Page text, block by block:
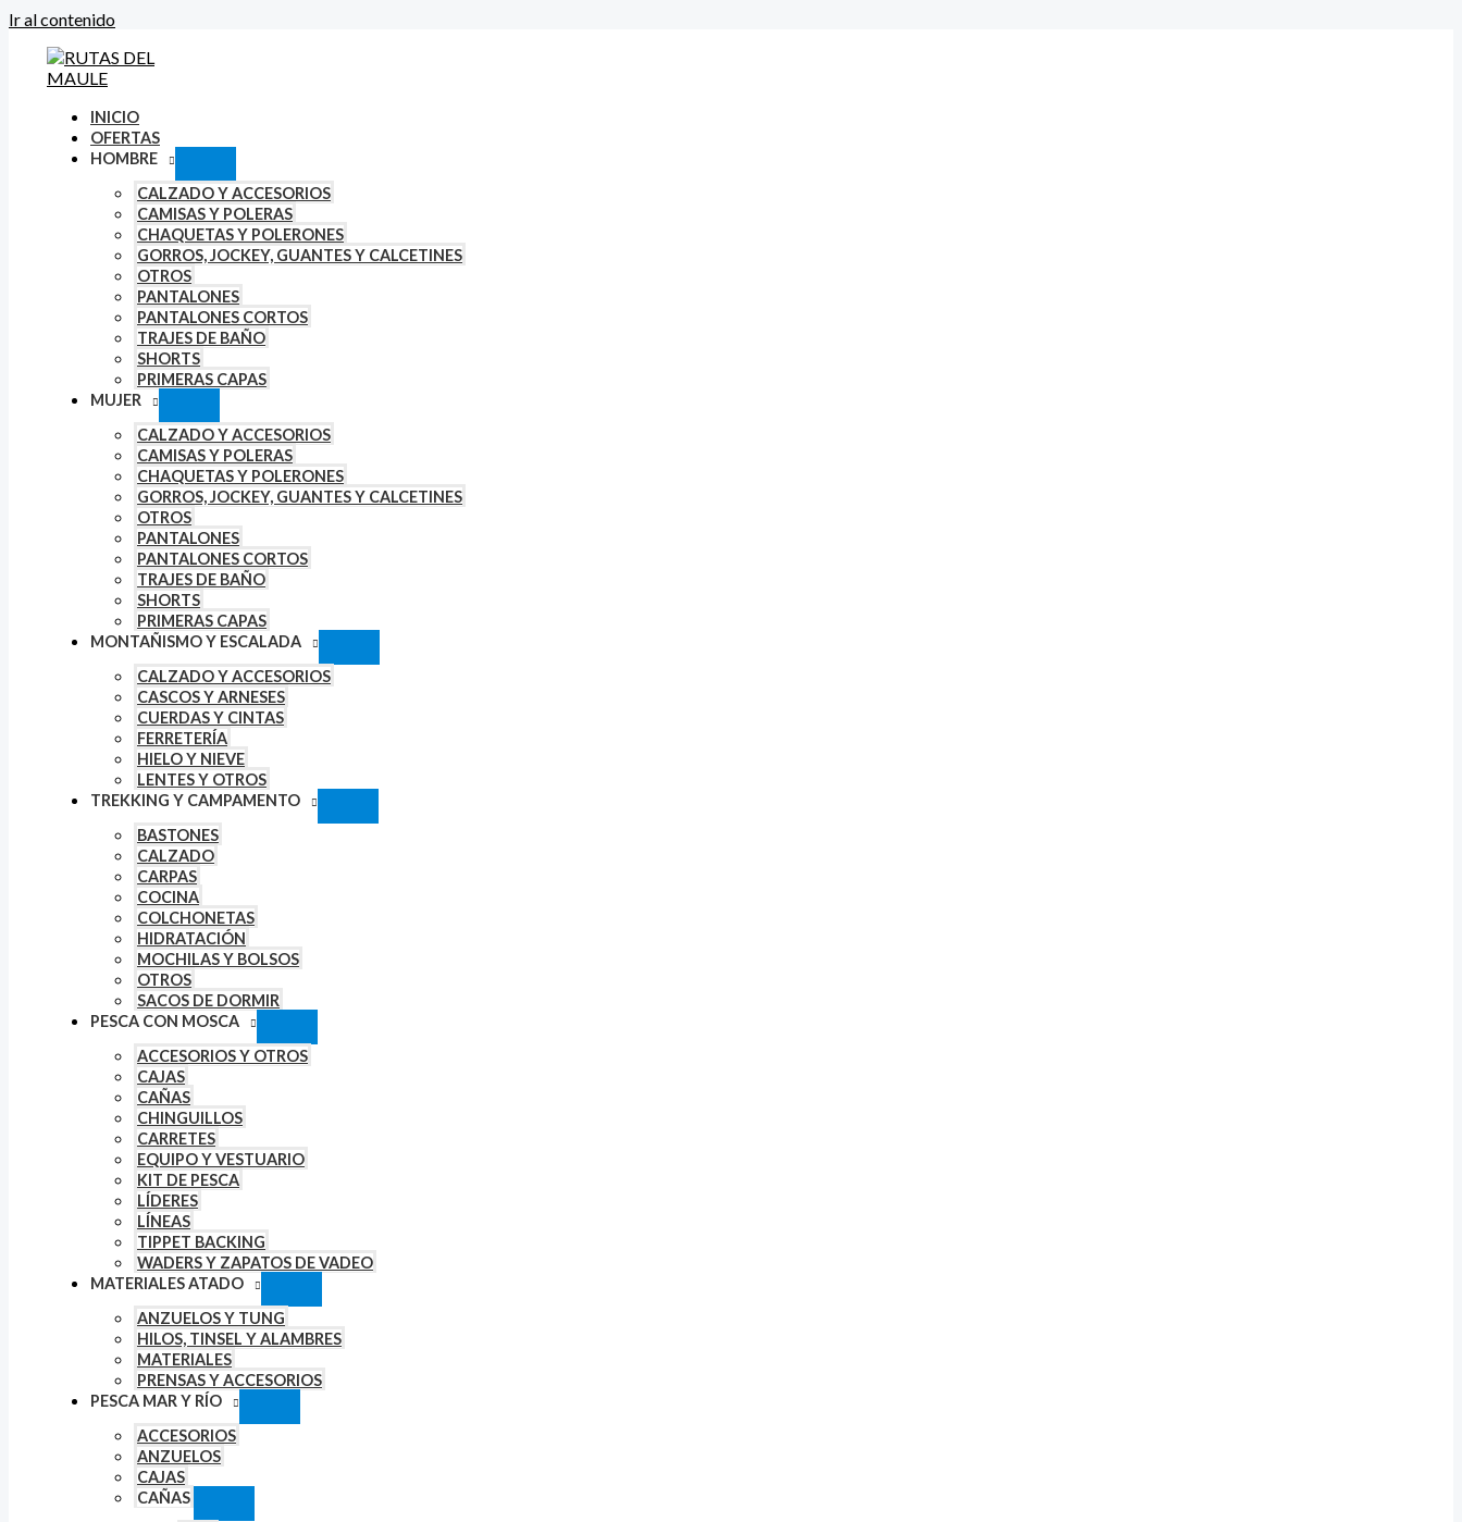
Ir al contenido
INICIO
OFERTAS
HOMBRE
CALZADO Y ACCESORIOS
CAMISAS Y POLERAS
CHAQUETAS Y POLERONES
GORROS, JOCKEY, GUANTES Y CALCETINES
OTROS
PANTALONES
PANTALONES CORTOS
TRAJES DE BAÑO
SHORTS
PRIMERAS CAPAS
MUJER
CALZADO Y ACCESORIOS
CAMISAS Y POLERAS
CHAQUETAS Y POLERONES
GORROS, JOCKEY, GUANTES Y CALCETINES
OTROS
PANTALONES
PANTALONES CORTOS
TRAJES DE BAÑO
SHORTS
PRIMERAS CAPAS
MONTAÑISMO Y ESCALADA
CALZADO Y ACCESORIOS
CASCOS Y ARNESES
CUERDAS Y CINTAS
FERRETERÍA
HIELO Y NIEVE
LENTES Y OTROS
TREKKING Y CAMPAMENTO
BASTONES
CALZADO
CARPAS
COCINA
COLCHONETAS
HIDRATACIÓN
MOCHILAS Y BOLSOS
OTROS
SACOS DE DORMIR
PESCA CON MOSCA
ACCESORIOS Y OTROS
CAJAS
CAÑAS
CHINGUILLOS
CARRETES
EQUIPO Y VESTUARIO
KIT DE PESCA
LÍDERES
LÍNEAS
TIPPET BACKING
WADERS Y ZAPATOS DE VADEO
MATERIALES ATADO
ANZUELOS Y TUNG
HILOS, TINSEL Y ALAMBRES
MATERIALES
PRENSAS Y ACCESORIOS
PESCA MAR Y RÍO
ACCESORIOS
ANZUELOS
CAJAS
CAÑAS